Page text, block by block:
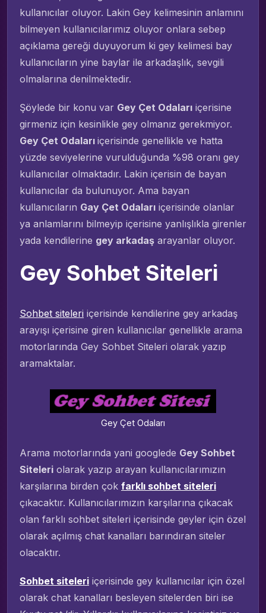
kullanıcılar oluyor. Lakin Gey kelimesinin anlamını
bilmeyen kullanıcılarımız oluyor onlara sebep
açıklama gereği duyuyorum ki gey kelimesi bay
kullanıcıların yine baylar ile arkadaşlık, sevgili
olmalarına denilmektedir.
Şöylede bir konu var Gey Çet Odaları içerisine
girmeniz için kesinlikle gey olmanız gerekmiyor.
Gey Çet Odaları içerisinde genellikle ve hatta
yüzde seviyelerine vurulduğunda %98 oranı gey
kullanıcılar olmaktadır. Lakin içerisin de bayan
kullanıcılar da bulunuyor. Ama bayan
kullanıcıların Gay Çet Odaları içerisinde olanlar
ya anlamlarını bilmeyip içerisine yanlışlıkla girenler
yada kendilerine gey arkadaş arayanlar oluyor.
Gey Sohbet Siteleri
Sohbet siteleri içerisinde kendilerine gey arkadaş
arayışı içerisine giren kullanıcılar genellikle arama
motorlarında Gey Sohbet Siteleri olarak yazıp
aramaktalar.
Gey Çet Odaları
Arama motorlarında yani googlede Gey Sohbet
Siteleri olarak yazıp arayan kullanıcılarımızın
karşılarına birden çok farklı sohbet siteleri
çıkacaktır. Kullanıcılarımızın karşılarına çıkacak
olan farklı sohbet siteleri içerisinde geyler için özel
olarak açılmış chat kanalları barındıran siteler
olacaktır.
Sohbet siteleri içerisinde gey kullanıcılar için özel
olarak chat kanalları besleyen sitelerden biri ise